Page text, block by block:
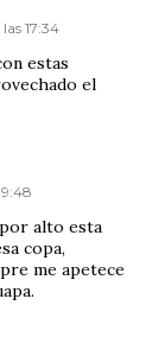
17:34
estas
el
alto esta
copa,
me apetece